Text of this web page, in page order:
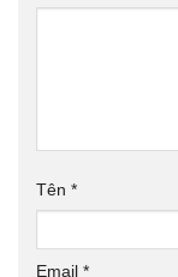
Tên *
Email *